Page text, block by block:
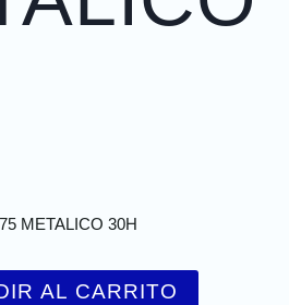
METALICO 30H
AL CARRITO